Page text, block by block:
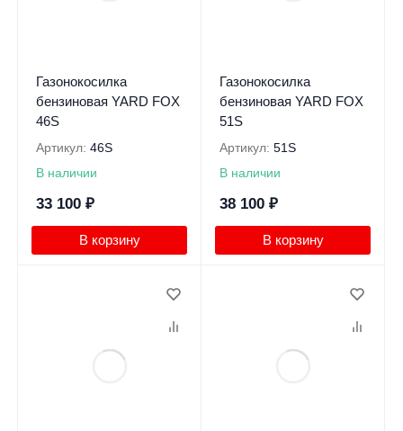
Газонокосилка
бензиновая YARD FOX
46S
Артикул: 46S
В наличии
33 100 ₽
В корзину
Газонокосилка
бензиновая YARD FOX
51S
Артикул: 51S
В наличии
38 100 ₽
В корзину